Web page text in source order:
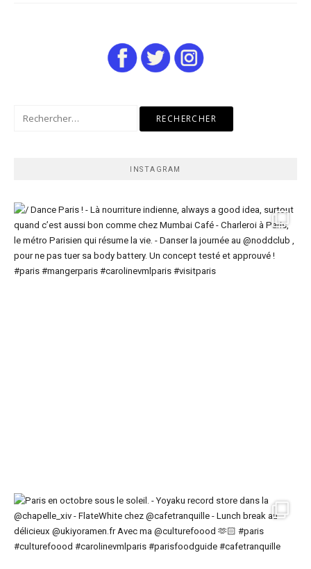
INSTAGRAM